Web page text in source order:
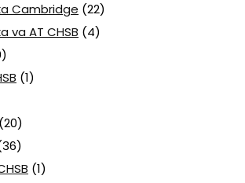
Cambridge (22)
va AT CHSB (4)
(1)
(20)
(1)